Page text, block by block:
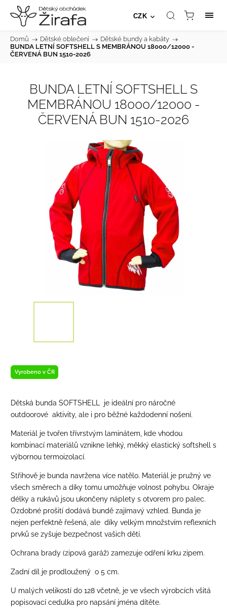
CZK
Domů / Dětské oblečení / Dětské bundy a kabáty /
BUNDA LETNÍ SOFTSHELL S MEMBRÁNOU 18000/12000 -
ČERVENÁ BUN 1510-2026
BUNDA LETNÍ SOFTSHELL S
MEMBRÁNOU 18000/12000 -
ČERVENÁ BUN 1510-2026
Vyrobeno v ČR
Dětská bunda SOFTSHELL je ideální pro náročné
outdoorové aktivity, ale i pro běžné každodenní nošení.
Materiál je tvořen třívrstvým laminátem, kde vhodou
kombinací materiálů vznikne lehký, měkký elastický softshell s
výbornou termoizolací.
Střihově je bunda navržena více natělo. Materiál je pružný ve
všech směrech a díky tomu umožňuje volnost pohybu. Okraje
délky a rukávů jsou ukončeny náplety s otvorem pro palec.
Ozdobné prošití dodává bundě zajímavý vzhled. Bunda je
nejen perfektně řešená, ale díky velkým množstvím reflexních
prvků se zyšuje bezpečnost vašich dětí.
Ochrana brady (zipová garáž) zamezuje odření krku zipem.
Zadní díl je prodloužený o 5 cm.
U malých velikostí do 128 včetně, je ve všech výrobcích všitá
popisovací cedulka pro napsání jména dítěte.